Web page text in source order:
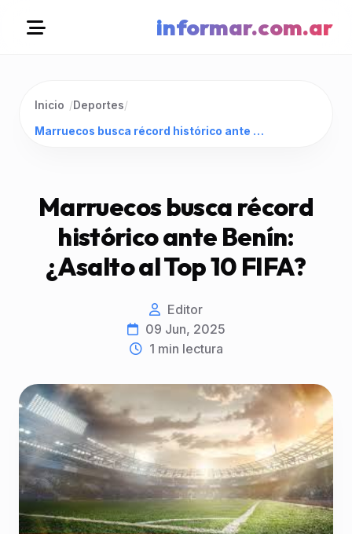
informar.com.ar
Inicio /Deportes/
Marruecos busca récord histórico ante Benín: ¿Asalto al Top 10 FIFA?
Marruecos busca récord
histórico ante Benín:
¿Asalto al Top 10 FIFA?
Editor
09 Jun, 2025
1 min lectura